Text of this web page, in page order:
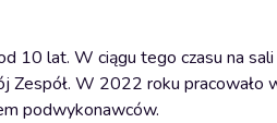
10 lat. W ciągu tego czasu na
Zespół. W 2022 roku pracowało
podwykonawców.